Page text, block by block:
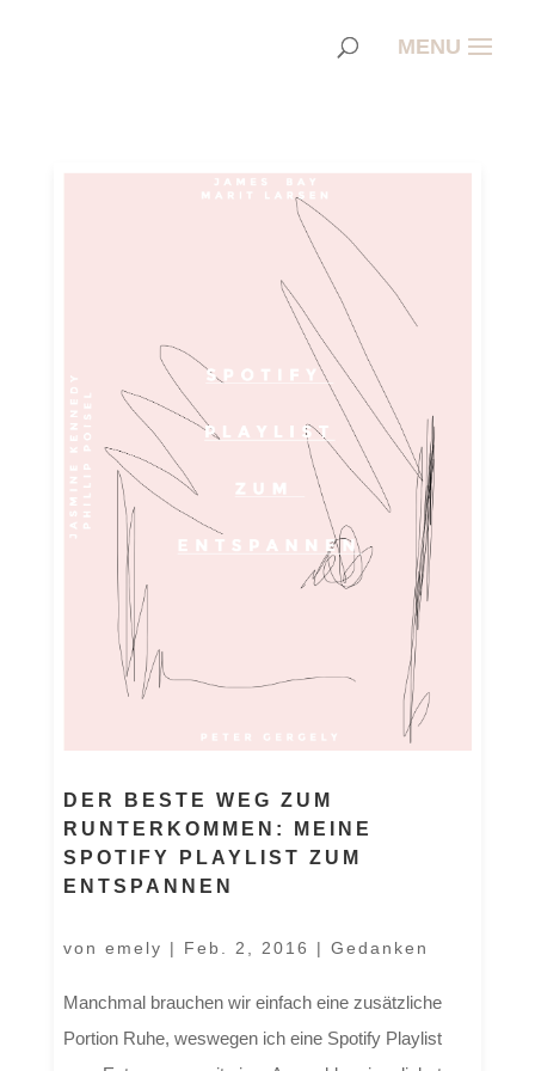
DER BESTE WEG ZUM
RUNTERKOMMEN: MEINE
SPOTIFY PLAYLIST ZUM
ENTSPANNEN
von emely | Feb. 2, 2016 | Gedanken
Manchmal brauchen wir einfach eine zusätzliche
Portion Ruhe, weswegen ich eine Spotify Playlist